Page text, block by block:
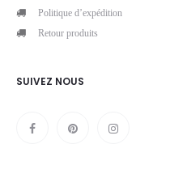
Politique d’expédition
Retour produits
SUIVEZ NOUS